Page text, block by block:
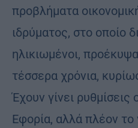
προβλήματα
ιδρύματος, στο οποίο
ηλικιωμένοι,
τέσσερα χρόνια,
Έχουν γίνει
Εφορία, αλλά πλέον το